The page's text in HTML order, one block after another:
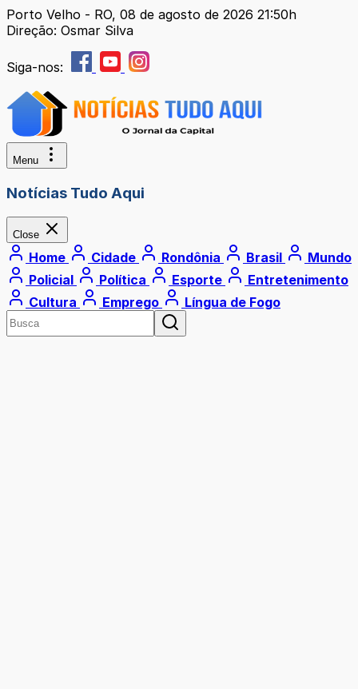
Porto Velho - RO, 08 de agosto de 2026 21:50h
Direção: Osmar Silva
Siga-nos:
Menu
Notícias Tudo Aqui
Close
Home Cidade Rondônia Brasil
Mundo
Policial
Política Esporte
Entretenimento
Cultura
Emprego Língua de Fogo